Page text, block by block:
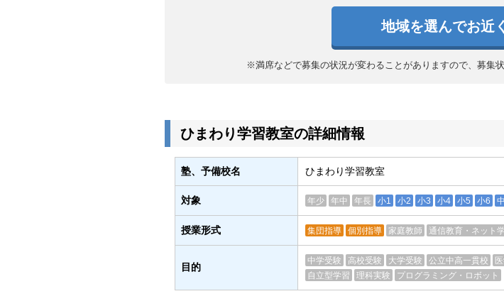
地域を選んでお近
※満席などで募集の状況が変わることがありますので、募集
ひまわり学習教室の詳細情報
塾、予備校名 ひまわり学習教室
対象 年少 年中 年長 小1 小2 小3 小4 小5 小6
授業形式 集団指導 個別指導 家庭教師 通信教育・ネット
目的
中学受験 高校受験 大学受験 公立中高一貫校
自立型学習
理科実験 プログラミング・ロボット